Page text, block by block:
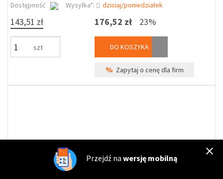
Dostępność
Wysyłka*: dzisiaj/poniedziałek
143,51 zł
szt
176,52 zł 23%
DO KOSZYKA
% Zapytaj o cenę dla firm
Przejdź na wersję mobilną